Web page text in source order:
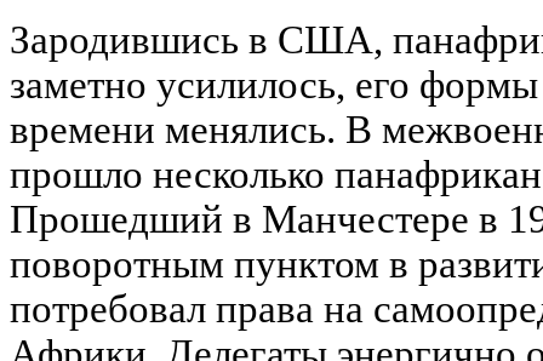
Зародившись в США,
заметно усилилось, его
времени менялись. В
прошло несколько
Прошедший в Манчестере в
поворотным пунктом в
потребовал права на